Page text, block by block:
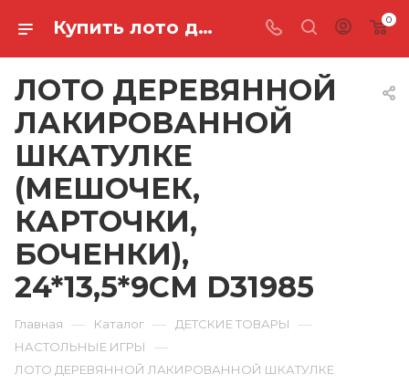
Купить лото деревянной лакированной шкатулке (мешочек, карточки, боченки), 24*13,5*9см D31985 в Ростове-на-Дону 0
ЛОТО ДЕРЕВЯННОЙ
ЛАКИРОВАННОЙ
ШКАТУЛКЕ
(МЕШОЧЕК,
КАРТОЧКИ,
БОЧЕНКИ),
24*13,5*9СМ D31985
Главная — Каталог — ДЕТСКИЕ ТОВАРЫ —
НАСТОЛЬНЫЕ ИГРЫ —
ЛОТО ДЕРЕВЯННОЙ ЛАКИРОВАННОЙ ШКАТУЛКЕ